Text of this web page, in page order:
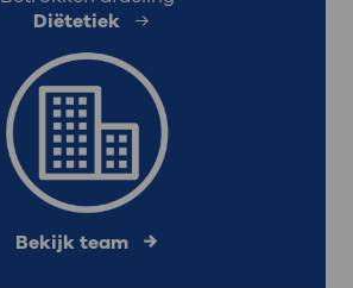
Diëtetiek
Bekijk team